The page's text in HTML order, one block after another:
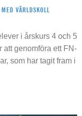
VÄRLDSKOLL
i årskurs 4 och 5
att genomföra ett FN-
som har tagit fram i